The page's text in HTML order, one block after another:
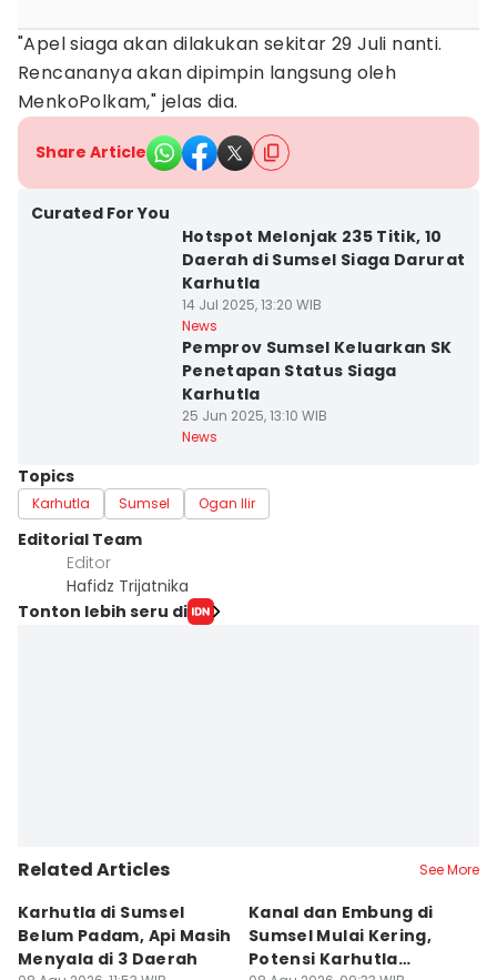
"Apel siaga akan dilakukan sekitar 29 Juli nanti.
Rencananya akan dipimpin langsung oleh
MenkoPolkam," jelas dia.
Share Article
Curated For You
Hotspot Melonjak 235 Titik, 10
Daerah di Sumsel Siaga Darurat
Karhutla
14 Jul 2025, 13:20 WIB
News
Pemprov Sumsel Keluarkan SK
Penetapan Status Siaga
Karhutla
25 Jun 2025, 13:10 WIB
News
Topics
Karhutla Sumsel Ogan Ilir
Editorial Team
Editor
Hafidz Trijatnika
Tonton lebih seru di
Related Articles See More
Karhutla di Sumsel
Belum Padam, Api Masih
Menyala di 3 Daerah
Kanal dan Embung di
Sumsel Mulai Kering,
Potensi Karhutla